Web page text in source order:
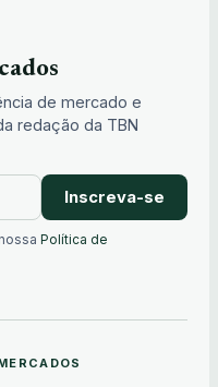
de mercado e
redação da TBN
Inscreva-se
Política de